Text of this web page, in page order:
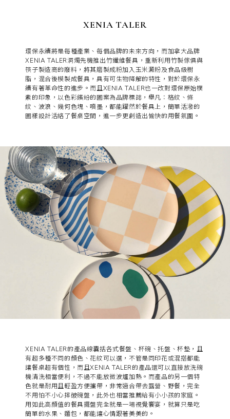
XENIA TALER
環保永續將是每種產業、每個品牌的未來方向，而加拿大品牌
XENIA TALER洞燭先機推出竹纖維餐具，重新利用竹製傢俱與
筷子製造商的廢料，將其磨製成粉加入玉米澱粉及食品級樹
脂，混合後模製成餐具，具有可生物降解的特性，對於環保永
續有著革命性的進步。而且XENIA TALER也一改對環保原始樸
素的印象，以色彩繽紛的圖案為品牌標誌，舉凡：格紋、條
紋、波浪、幾何色塊、噴墨，都能躍然於餐具上，簡單活潑的
圖樣設計活絡了餐桌空間，進一步更創造出愉快的用餐氛圍。
XENIA TALER的產品線囊括各式餐盤、杯碗、托盤、杯墊，且
有超多種不同的顏色、花紋可以選，不管是同印花或混搭都能
讓餐桌超有個性，而且XENIA TALER的產品還可以直接放洗碗
機清洗相當便利，不過不能放微波爐加熱。而產品的另一個特
色就是耐用且輕盈方便攜帶，非常適合帶去露營、野餐，完全
不用怕不小心摔破碗盤，此外也相當推薦給有小小孩的家庭。
用如此高顏值的餐具擺盤完全就是一場視覺饗宴，就算只是吃
簡單的水果、麵包，都能讓心情跟著美美的。